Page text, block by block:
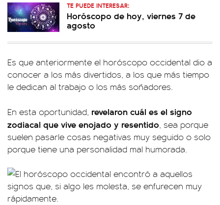
TE PUEDE INTERESAR:
Horóscopo de hoy, viernes 7 de
agosto
Es que anteriormente el horóscopo occidental dio a
conocer a los más divertidos, a los que más tiempo
le dedican al trabajo o los más soñadores.
En esta oportunidad, revelaron cuál es el signo
zodiacal que vive enojado y resentido, sea porque
suelen pasarle cosas negativas muy seguido o solo
porque tiene una personalidad mal humorada.